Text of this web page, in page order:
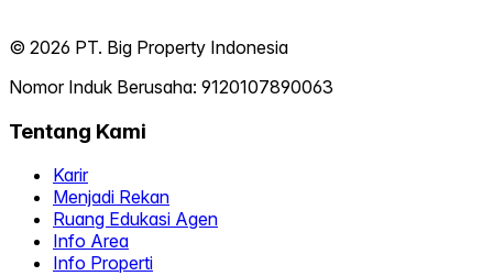
© 2026 PT. Big Property Indonesia
Nomor Induk Berusaha: 9120107890063
Tentang Kami
Karir
Menjadi Rekan
Ruang Edukasi Agen
Info Area
Info Properti